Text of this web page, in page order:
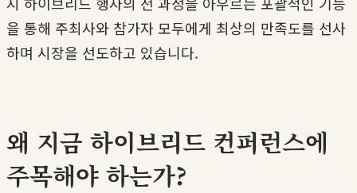
을 통해 주최사와 참가자 모두에게 최상의 만족도를 선사
하며 시장을 선도하고 있습니다.
왜 지금 하이브리드 컨퍼런스에
주목해야 하는가?